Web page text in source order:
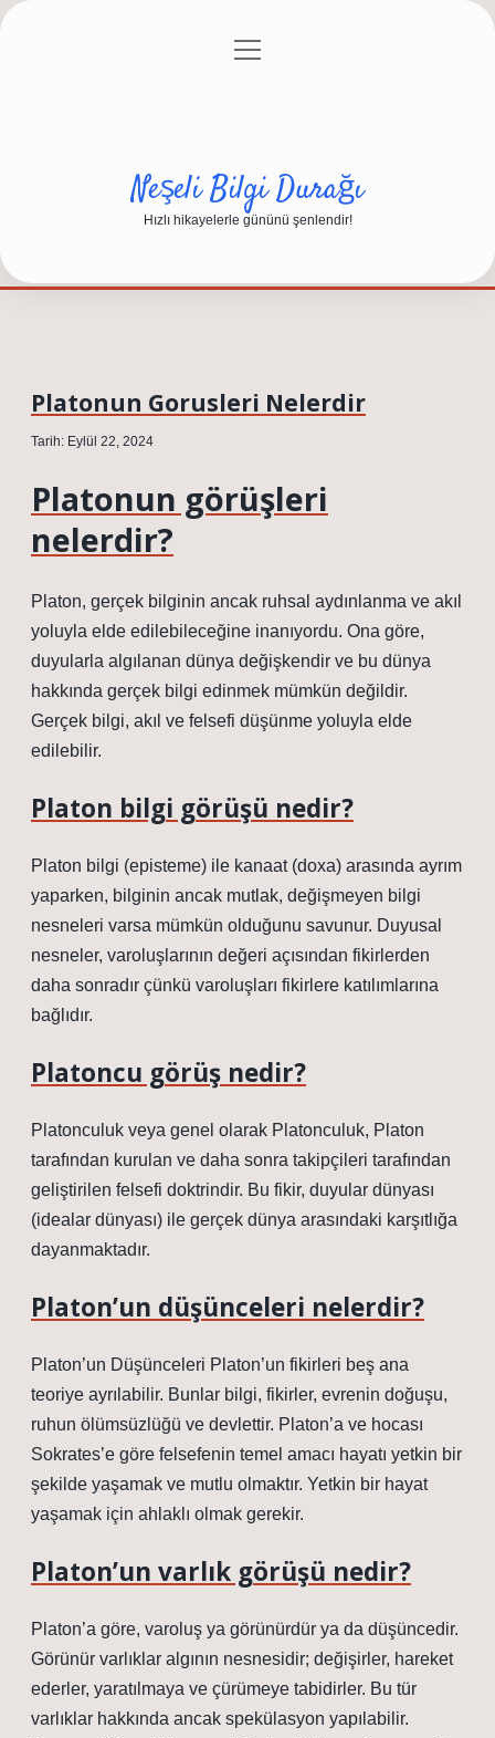
Gizlilik Politikası
menüyü
Neşeli Bilgi Durağı
Hızlı hikayelerle gününü şenlendir!
Platonun Gorusleri Nelerdir
Tarih: Eylül 22, 2024
Platonun görüşleri
nelerdir?
Platon, gerçek bilginin ancak ruhsal aydınlanma ve akıl
yoluyla elde edilebileceğine inanıyordu. Ona göre,
duyularla algılanan dünya değişkendir ve bu dünya
hakkında gerçek bilgi edinmek mümkün değildir.
Gerçek bilgi, akıl ve felsefi düşünme yoluyla elde
edilebilir.
Platon bilgi görüşü nedir?
Platon bilgi (episteme) ile kanaat (doxa) arasında ayrım
yaparken, bilginin ancak mutlak, değişmeyen bilgi
nesneleri varsa mümkün olduğunu savunur. Duyusal
nesneler, varoluşlarının değeri açısından fikirlerden
daha sonradır çünkü varoluşları fikirlere katılımlarına
bağlıdır.
Platoncu görüş nedir?
Platonculuk veya genel olarak Platonculuk, Platon
tarafından kurulan ve daha sonra takipçileri tarafından
geliştirilen felsefi doktrindir. Bu fikir, duyular dünyası
(idealar dünyası) ile gerçek dünya arasındaki karşıtlığa
dayanmaktadır.
Platon’un düşünceleri nelerdir?
Platon’un Düşünceleri Platon’un fikirleri beş ana
teoriye ayrılabilir. Bunlar bilgi, fikirler, evrenin doğuşu,
ruhun ölümsüzlüğü ve devlettir. Platon’a ve hocası
Sokrates’e göre felsefenin temel amacı hayatı yetkin bir
şekilde yaşamak ve mutlu olmaktır. Yetkin bir hayat
yaşamak için ahlaklı olmak gerekir.
Platon’un varlık görüşü nedir?
Platon’a göre, varoluş ya görünürdür ya da düşüncedir.
Görünür varlıklar algının nesnesidir; değişirler, hareket
ederler, yaratılmaya ve çürümeye tabidirler. Bu tür
varlıklar hakkında ancak spekülasyon yapılabilir.